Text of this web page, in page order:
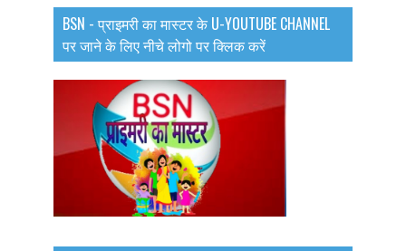
BSN - प्राइमरी का मास्टर के U-YOUTUBE CHANNEL
पर जाने के लिए नीचे लोगो पर क्लिक करें